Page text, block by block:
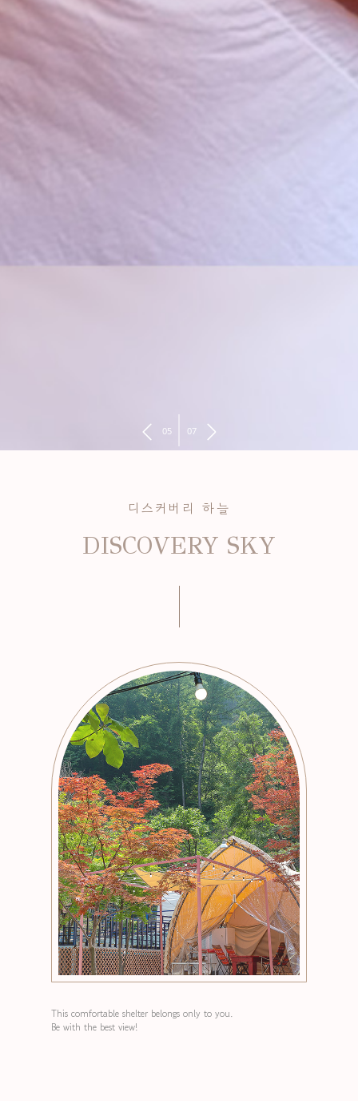
05 07
디스커버리 하늘
DISCOVERY SKY
This comfortable shelter belongs only to you.
Be with the best view!